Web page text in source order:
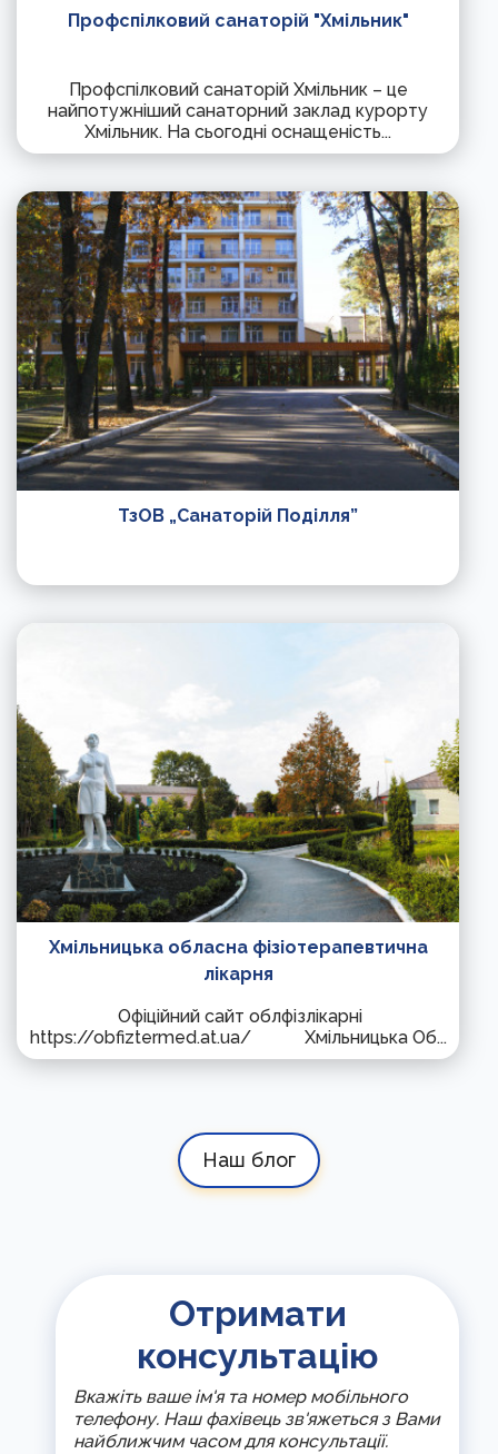
Профспілковий санаторій "Хмільник"
Профспілковий санаторій Хмільник – це
найпотужніший санаторний заклад курорту
Хмільник. На сьогодні оснащеність...
ТзОВ „Санаторій Поділля”
Хмільницька обласна фізіотерапевтична
лікарня
Офіційний сайт облфізлікарні
https://obfiztermed.at.ua/ Хмільницька Об...
Наш блог
Отримати
консультацію
Вкажіть ваше ім'я та номер мобільного
телефону. Наш фахівець зв'яжеться з Вами
найближчим часом для консультації.